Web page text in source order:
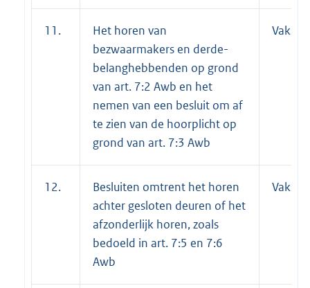
11.
Het horen van
bezwaarmakers en derde-
belanghebbenden op grond
van art. 7:2 Awb en het
nemen van een besluit om af
te zien van de hoorplicht op
grond van art. 7:3 Awb
12.
Besluiten omtrent het horen
achter gesloten deuren of het
afzonderlijk horen, zoals
bedoeld in art. 7:5 en 7:6
Awb